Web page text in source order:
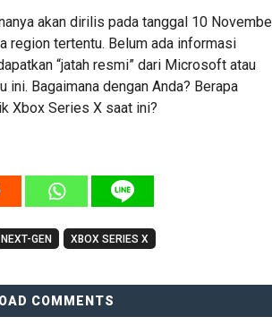
akan dirilis pada tanggal 10
region tertentu. Belum ada informasi
“jatah resmi” dari Microsoft atau
Bagaimana dengan Anda? Berapa
Xbox Series X saat ini?
NEXT-GEN XBOX SERIES X
COMMENTS